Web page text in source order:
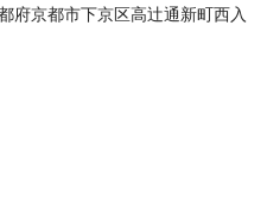
府京都市下京区高辻通新町西入